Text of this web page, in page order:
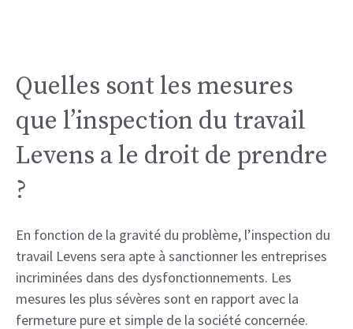
Quelles sont les mesures
que l’inspection du travail
Levens a le droit de prendre
?
En fonction de la gravité du problème, l’inspection du
travail Levens sera apte à sanctionner les entreprises
incriminées dans des dysfonctionnements. Les
mesures les plus sévères sont en rapport avec la
fermeture pure et simple de la société concernée.